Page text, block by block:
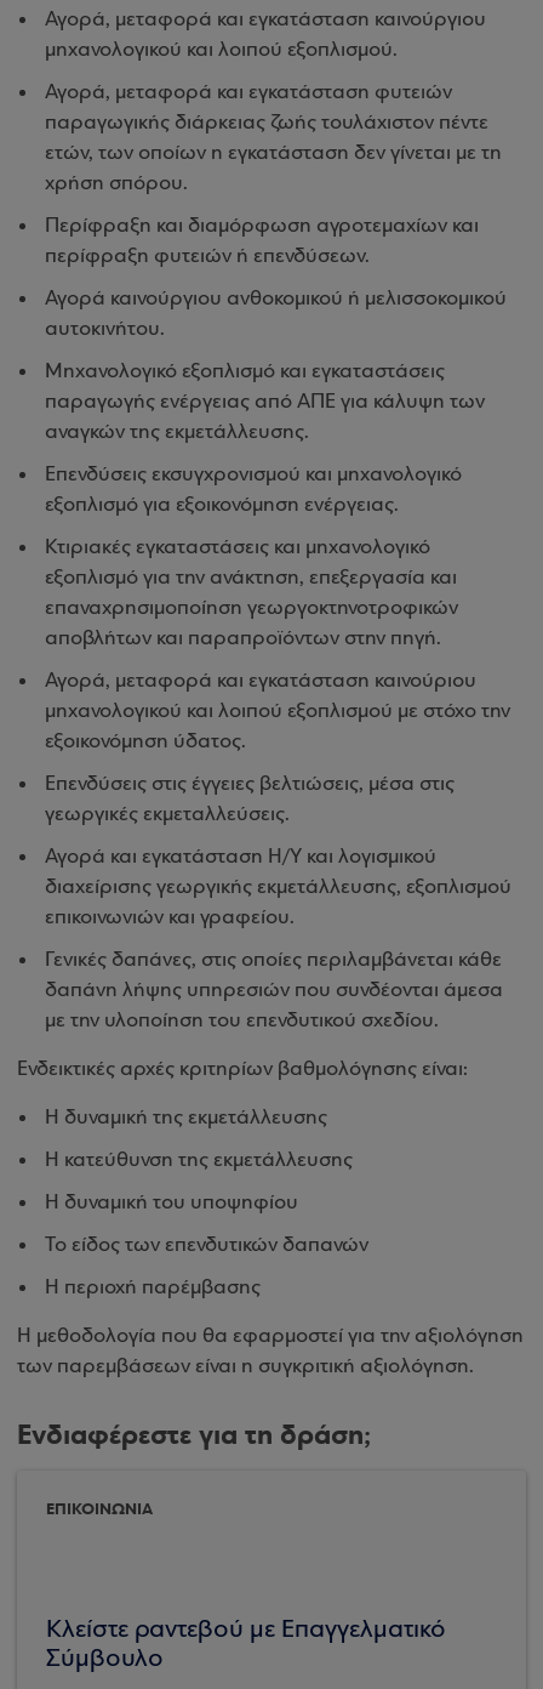
Αγορά, μεταφορά και εγκατάσταση καινούργιου
μηχανολογικού και λοιπού εξοπλισμού.
Αγορά, μεταφορά και εγκατάσταση φυτειών
παραγωγικής διάρκειας ζωής τουλάχιστον πέντε
ετών, των οποίων η εγκατάσταση δεν γίνεται με τη
χρήση σπόρου.
Περίφραξη και διαμόρφωση αγροτεμαχίων και
περίφραξη φυτειών ή επενδύσεων.
Αγορά καινούργιου ανθοκομικού ή μελισσοκομικού
αυτοκινήτου.
Μηχανολογικό εξοπλισμό και εγκαταστάσεις
παραγωγής ενέργειας από ΑΠΕ για κάλυψη των
αναγκών της εκμετάλλευσης.
Επενδύσεις εκσυγχρονισμού και μηχανολογικό
εξοπλισμό για εξοικονόμηση ενέργειας.
Κτιριακές εγκαταστάσεις και μηχανολογικό
εξοπλισμό για την ανάκτηση, επεξεργασία και
επαναχρησιμοποίηση γεωργοκτηνοτροφικών
αποβλήτων και παραπροϊόντων στην πηγή.
Αγορά, μεταφορά και εγκατάσταση καινούριου
μηχανολογικού και λοιπού εξοπλισμού με στόχο την
εξοικονόμηση ύδατος.
Επενδύσεις στις έγγειες βελτιώσεις, μέσα στις
γεωργικές εκμεταλλεύσεις.
Αγορά και εγκατάσταση Η/Υ και λογισμικού
διαχείρισης γεωργικής εκμετάλλευσης, εξοπλισμού
επικοινωνιών και γραφείου.
Γενικές δαπάνες, στις οποίες περιλαμβάνεται κάθε
δαπάνη λήψης υπηρεσιών που συνδέονται άμεσα
με την υλοποίηση του επενδυτικού σχεδίου.
Ενδεικτικές αρχές κριτηρίων βαθμολόγησης είναι:
Η δυναμική της εκμετάλλευσης
Η κατεύθυνση της εκμετάλλευσης
Η δυναμική του υποψηφίου
Το είδος των επενδυτικών δαπανών
Η περιοχή παρέμβασης
Η μεθοδολογία που θα εφαρμοστεί για την αξιολόγηση
των παρεμβάσεων είναι η συγκριτική αξιολόγηση.
Ενδιαφέρεστε για τη δράση;
ΕΠΙΚΟΙΝΩΝΙΑ
Κλείστε ραντεβού με Επαγγελματικό
Σύμβουλο